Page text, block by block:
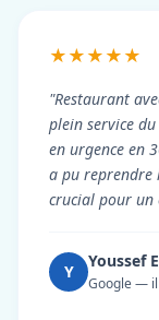
★★★★★
"Restaurant
plein service
en urgence en
a pu reprendre
crucial pour un
Y
Youssef
Google — il